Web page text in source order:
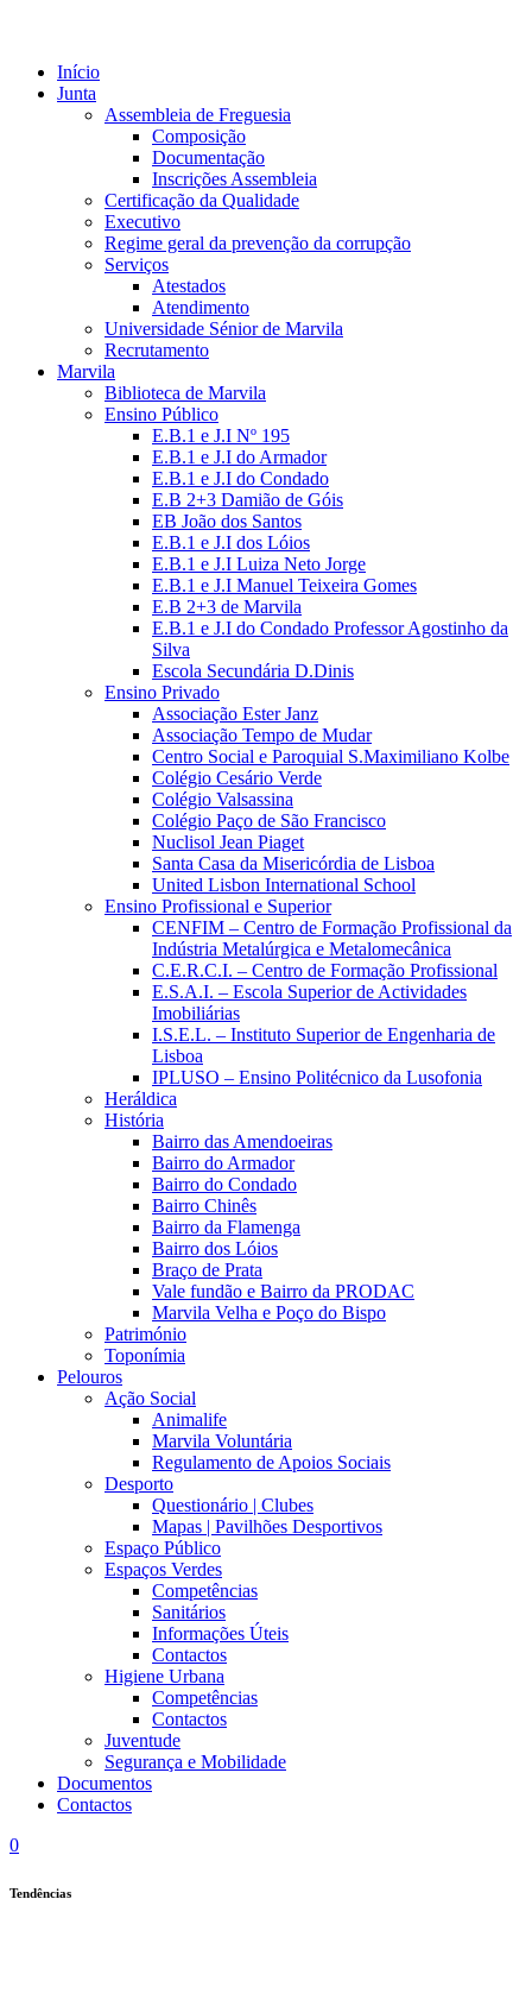
Início
Junta
Assembleia de Freguesia
Composição
Documentação
Inscrições Assembleia
Certificação da Qualidade
Executivo
Regime geral da prevenção da corrupção
Serviços
Atestados
Atendimento
Universidade Sénior de Marvila
Recrutamento
Marvila
Biblioteca de Marvila
Ensino Público
E.B.1 e J.I Nº 195
E.B.1 e J.I do Armador
E.B.1 e J.I do Condado
E.B 2+3 Damião de Góis
EB João dos Santos
E.B.1 e J.I dos Lóios
E.B.1 e J.I Luiza Neto Jorge
E.B.1 e J.I Manuel Teixeira Gomes
E.B 2+3 de Marvila
E.B.1 e J.I do Condado Professor Agostinho da
Silva
Escola Secundária D.Dinis
Ensino Privado
Associação Ester Janz
Associação Tempo de Mudar
Centro Social e Paroquial S.Maximiliano Kolbe
Colégio Cesário Verde
Colégio Valsassina
Colégio Paço de São Francisco
Nuclisol Jean Piaget
Santa Casa da Misericórdia de Lisboa
United Lisbon International School
Ensino Profissional e Superior
CENFIM – Centro de Formação Profissional da
Indústria Metalúrgica e Metalomecânica
C.E.R.C.I. – Centro de Formação Profissional
E.S.A.I. – Escola Superior de Actividades
Imobiliárias
I.S.E.L. – Instituto Superior de Engenharia de
Lisboa
IPLUSO – Ensino Politécnico da Lusofonia
Heráldica
História
Bairro das Amendoeiras
Bairro do Armador
Bairro do Condado
Bairro Chinês
Bairro da Flamenga
Bairro dos Lóios
Braço de Prata
Vale fundão e Bairro da PRODAC
Marvila Velha e Poço do Bispo
Património
Toponímia
Pelouros
Ação Social
Animalife
Marvila Voluntária
Regulamento de Apoios Sociais
Desporto
Questionário | Clubes
Mapas | Pavilhões Desportivos
Espaço Público
Espaços Verdes
Competências
Sanitários
Informações Úteis
Contactos
Higiene Urbana
Competências
Contactos
Juventude
Segurança e Mobilidade
Documentos
Contactos
0
Tendências